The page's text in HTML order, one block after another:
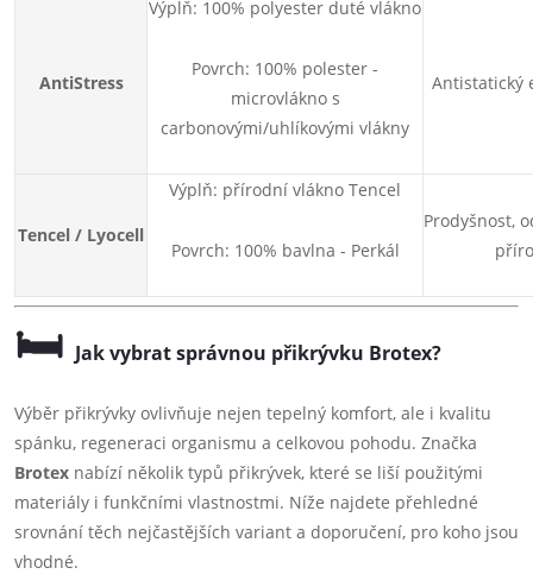
AntiStress
Výplň: 100% polyester duté vlákno
Povrch: 100% polester -
microvlákno s
carbonovými/uhlíkovými vlákny
Antistatický
Tencel / Lyocell
Výplň: přírodní vlákno Tencel
Povrch: 100% bavlna - Perkál
Prodyšnost,
🛏️Jak vybrat správnou přikrývku Brotex?
Výběr přikrývky ovlivňuje nejen tepelný komfort, ale i kvalitu
spánku, regeneraci organismu a celkovou pohodu. Značka
Brotex nabízí několik typů přikrývek, které se liší použitými
materiály i funkčními vlastnostmi. Níže najdete přehledné
srovnání těch nejčastějších variant a doporučení, pro koho jsou
vhodné.